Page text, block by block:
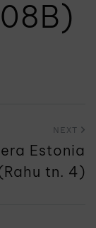
NEXT
Estonia
tn. 4)